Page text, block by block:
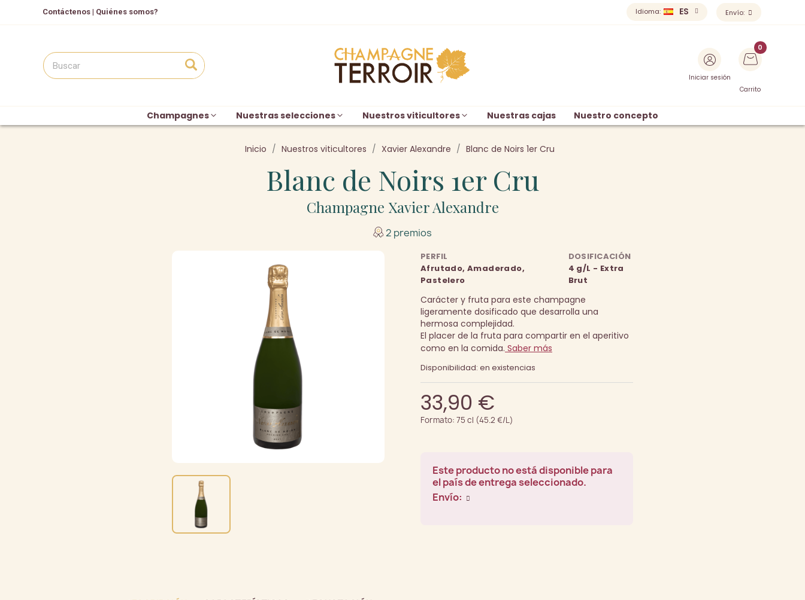
Contáctenos | Quiénes somos? Idioma: ES Envío:
Iniciar sesión
Carrito
Champagnes Nuestras selecciones Nuestros viticultores Nuestras cajas Nuestro concepto
Inicio Nuestros viticultores Xavier Alexandre Blanc de Noirs 1er Cru
Blanc de Noirs 1er Cru
Champagne Xavier Alexandre
2 premios
PERFIL
Afrutado, Amaderado,
Pastelero
DOSIFICACIÓN
4 g/L - Extra
Brut
Carácter y fruta para este champagne
ligeramente dosificado que desarrolla una
hermosa complejidad.
El placer de la fruta para compartir en el aperitivo
como en la comida. Saber más
Disponibilidad: en existencias
33,90 €
Formato: 75 cl (45.2 €/L)
Este producto no está disponible para
el país de entrega seleccionado.
Envío: